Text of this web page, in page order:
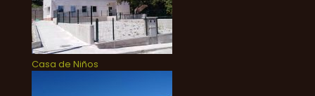
Casa de Niños